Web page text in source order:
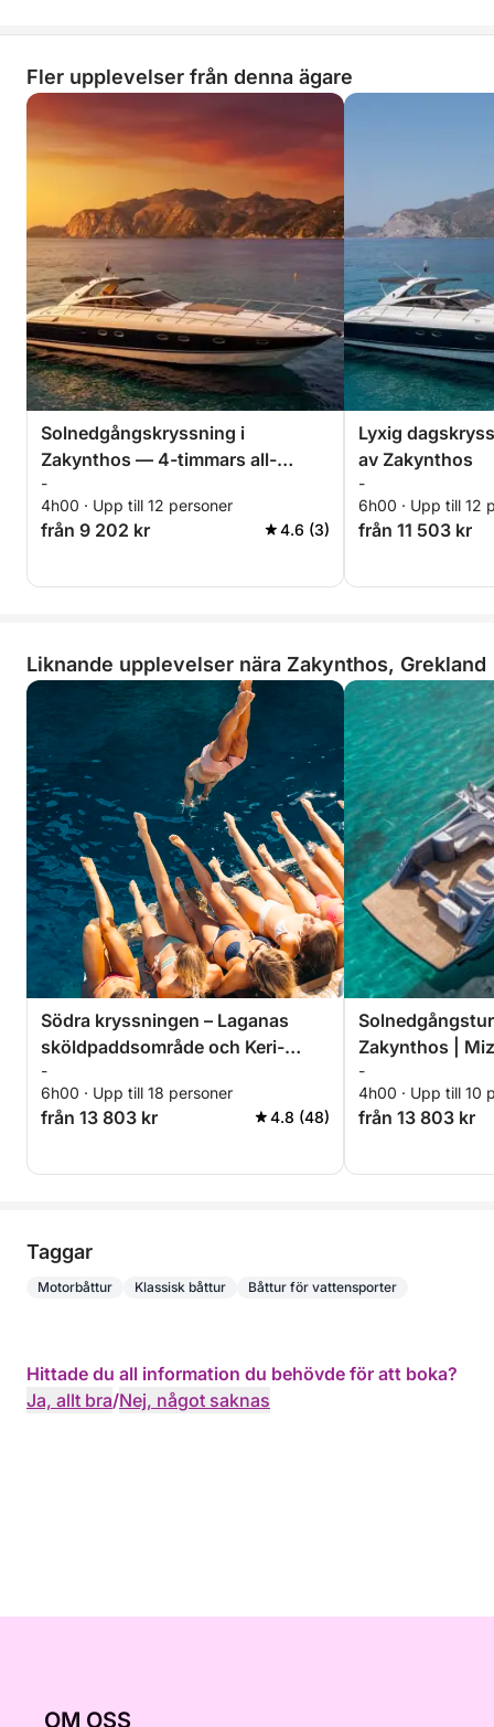
Fler upplevelser från denna ägare
Solnedgångskryssning i
Zakynthos — 4-timmars all-
inclusive privat flykt
-
4h00 · Upp till 12 personer
från 9 202 kr 4.6 (3)
Lyxig
av Zakynthos
-
6h00 · Upp till 12
från 11 503 kr
Liknande upplevelser nära Zakynthos, Grekland
Södra kryssningen – Laganas
sköldpaddsområde och Keri-
grottorna
-
6h00 · Upp till 18 personer
från 13 803 kr 4.8 (48)
Zakynthos |
-
4h00 · Upp till 10
från 13 803 kr
Taggar
Motorbåttur Klassisk båttur Båttur för vattensporter
Hittade du all information du behövde för att boka?
Ja, allt bra/Nej, något saknas
OM OSS